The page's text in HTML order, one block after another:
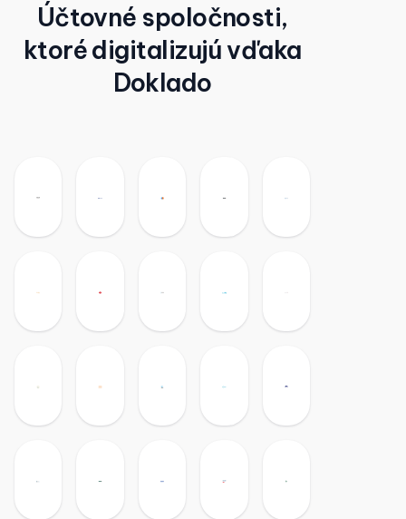
Účtovné spoločnosti,
ktoré digitalizujú vďaka
Doklado